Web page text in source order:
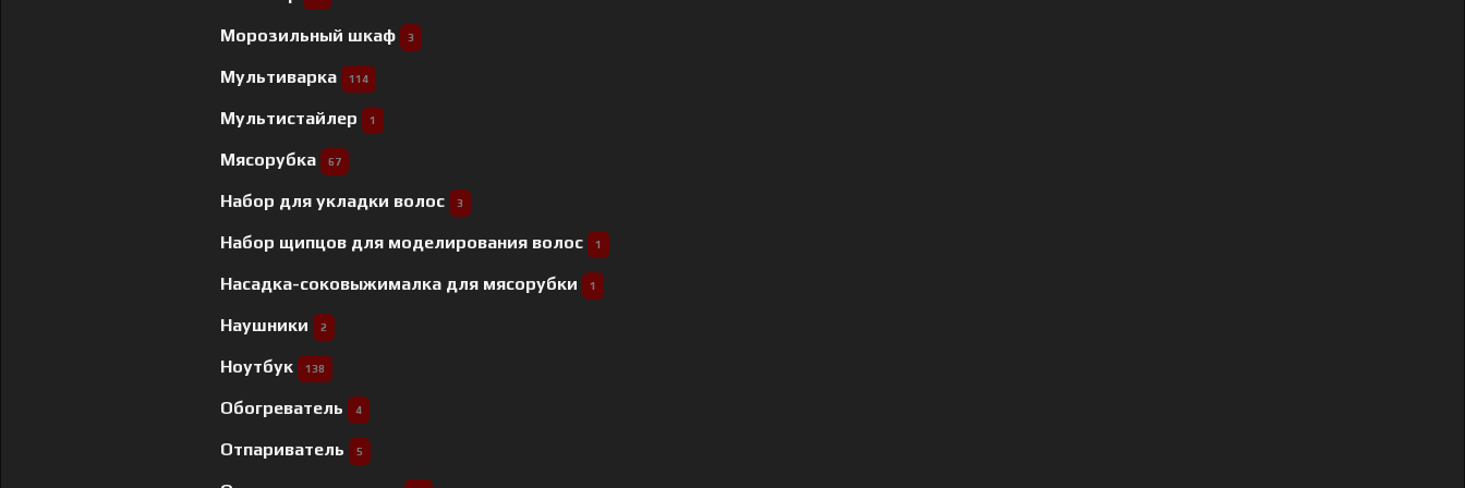
Морозильный шкаф 3
Мультиварка 114
Мультистайлер 1
Мясорубка 67
Набор для укладки волос 3
Набор щипцов для моделирования волос 1
Насадка-соковыжималка для мясорубки 1
Наушники 2
Ноутбук 138
Обогреватель 4
Отпариватель 5